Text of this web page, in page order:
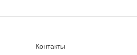
Контакты